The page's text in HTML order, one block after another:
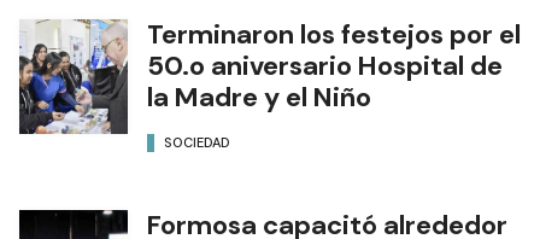
Terminaron los festejos por el
50.o aniversario Hospital de
la Madre y el Niño
SOCIEDAD
Formosa capacitó alrededor